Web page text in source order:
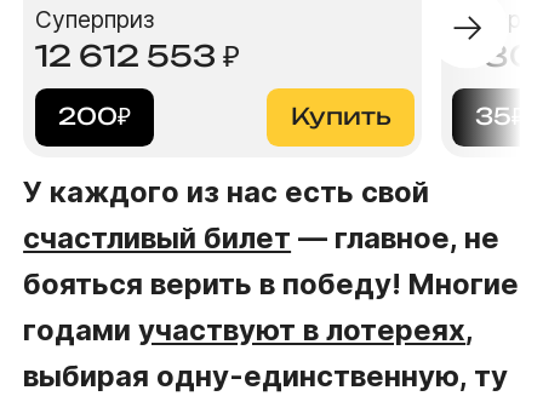
Суперприз
12 612 553 ₽
200₽ Купить
6
35₽
У каждого из нас есть свой
счастливый билет — главное, не
бояться верить в победу! Многие
годамиучаствуют в лотереях,
выбирая одну-единственную, ту